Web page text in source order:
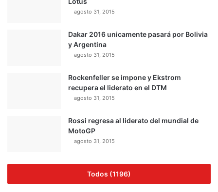
agosto 31, 2015
Dakar 2016 unicamente pasará por Bolivia
y Argentina
agosto 31, 2015
Rockenfeller se impone y Ekstrom
recupera el liderato en el DTM
agosto 31, 2015
Rossi regresa al liderato del mundial de
MotoGP
agosto 31, 2015
Todos (1196)